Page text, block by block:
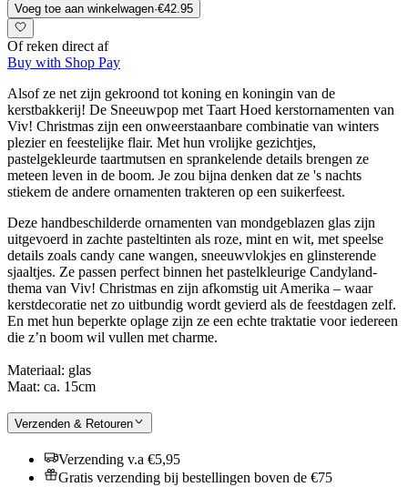
Voeg toe aan winkelwagen·€42.95
Of reken direct af
Buy with Shop Pay
Alsof ze net zijn gekroond tot koning en koningin van de
kerstbakkerij! De Sneeuwpop met Taart Hoed kerstornamenten van
Viv! Christmas zijn een onweerstaanbare combinatie van winters
plezier en feestelijke flair. Met hun vrolijke gezichtjes,
pastelgekleurde taartmutsen en sprankelende details brengen ze
meteen leven in de boom. Je zou bijna denken dat ze 's nachts
stiekem de andere ornamenten trakteren op een suikerfeest.
Deze handbeschilderde ornamenten van mondgeblazen glas zijn
uitgevoerd in zachte pasteltinten als roze, mint en wit, met speelse
details zoals candy cane wangen, sneeuwvlokjes en glinsterende
sjaaltjes. Ze passen perfect binnen het pastelkleurige Candyland-
thema van Viv! Christmas en zijn afkomstig uit Amerika – waar
kerstdecoratie net zo uitbundig wordt gevierd als de feestdagen zelf.
En met hun beperkte oplage zijn ze een echte traktatie voor iedereen
die z’n boom wil vullen met charme.
Materiaal: glas
Maat: ca. 15cm
Verzenden & Retouren
Verzending v.a €5,95
Gratis verzending bij bestellingen boven de €75